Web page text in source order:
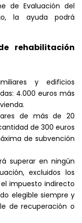
de Evaluación del
la ayuda podrá
rehabilitación
y edificios
4.000 euros más
de más de 20
de 300 euros
de subvención
superar en ningún
excluidos los
impuesto indirecto
elegible siempre y
de recuperación o